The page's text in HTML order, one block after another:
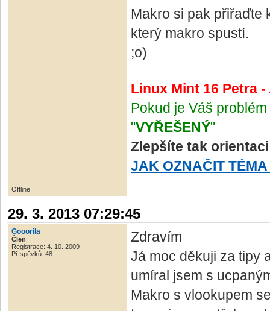
Makro si pak přiřaďte
který makro spustí.
;o)
Linux Mint 16 Petra
Pokud je Váš
"VYŘEŠENÝ"
Zlepšíte tak
JAK OZNAČIT TÉMA
Offline
29. 3. 2013 07:29:45
Gooorila
Člen
Registrace: 4. 10. 2009
Příspěvků: 48
Zdravím
Já moc děkuji za tipy
umíral jsem s
Makro s vlookupem